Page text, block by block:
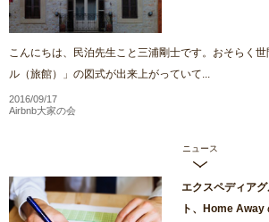
こんにちは、民泊先生こと三浦剛士です。おそらく
ル（旅館）」の図式が出来上がっていて...
2016/09/17
Airbnb大家の会
ニュース
エクスペディア
ト、Home Away